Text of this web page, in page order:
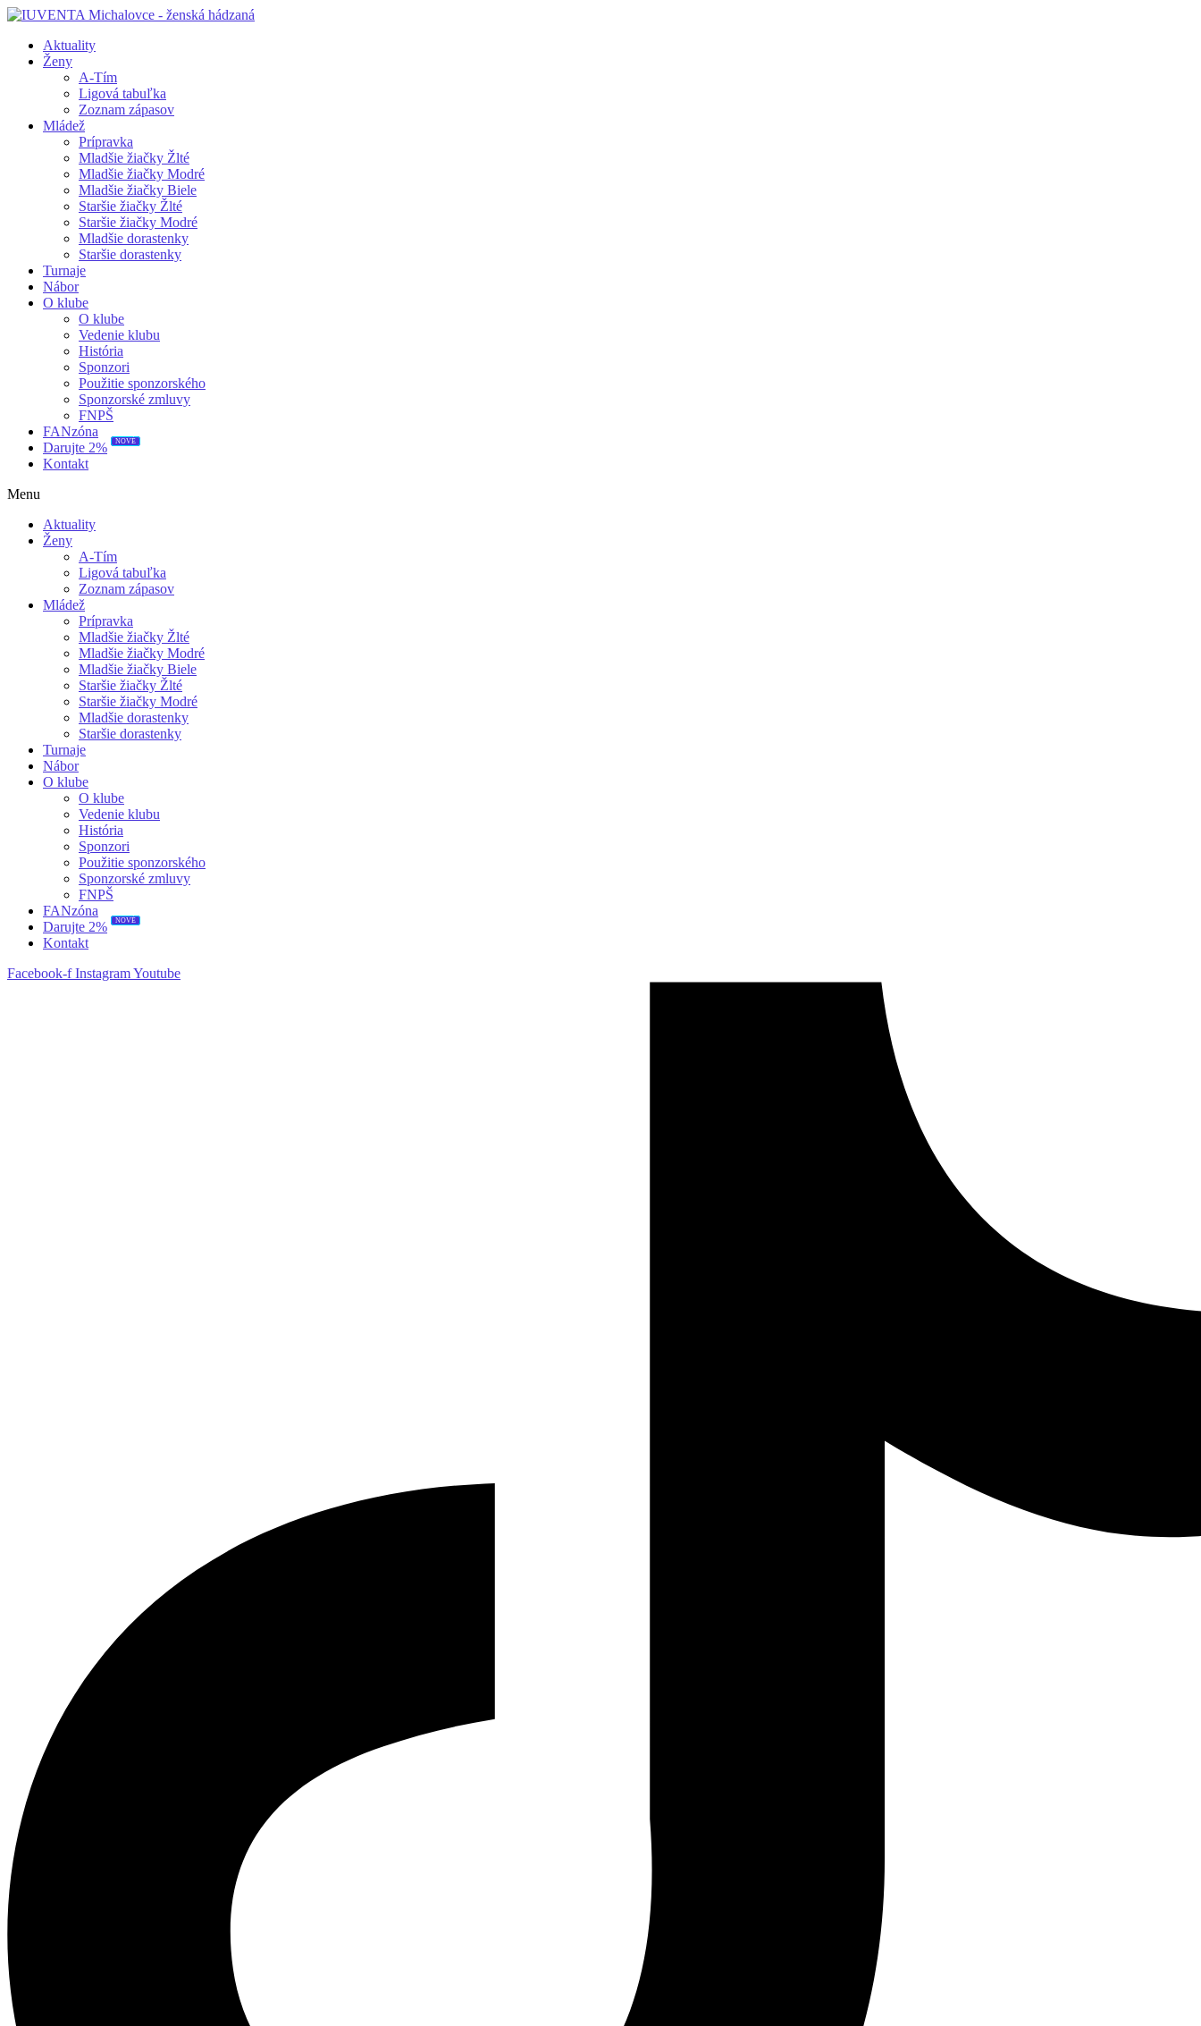
Aktuality
Ženy
A-Tím
Ligová tabuľka
Zoznam zápasov
Mládež
Prípravka
Mladšie žiačky Žlté
Mladšie žiačky Modré
Mladšie žiačky Biele
Staršie žiačky Žlté
Staršie žiačky Modré
Mladšie dorastenky
Staršie dorastenky
Turnaje
Nábor
O klube
O klube
Vedenie klubu
História
Sponzori
Použitie sponzorského
Sponzorské zmluvy
FNPŠ
FANzóna
Darujte 2%
NOVÉ
Kontakt
Menu
Aktuality
Ženy
A-Tím
Ligová tabuľka
Zoznam zápasov
Mládež
Prípravka
Mladšie žiačky Žlté
Mladšie žiačky Modré
Mladšie žiačky Biele
Staršie žiačky Žlté
Staršie žiačky Modré
Mladšie dorastenky
Staršie dorastenky
Turnaje
Nábor
O klube
O klube
Vedenie klubu
História
Sponzori
Použitie sponzorského
Sponzorské zmluvy
FNPŠ
FANzóna
Darujte 2%
NOVÉ
Kontakt
Facebook-f InstagramYoutube